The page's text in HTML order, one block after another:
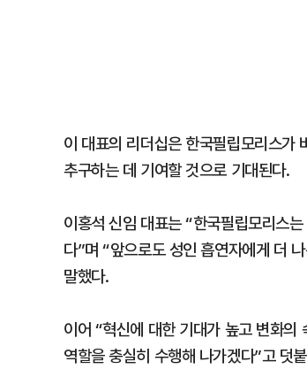
이 대표의 리더십은 한국필립모리스가
추구하는 데 기여할 것으로 기대된다.
이홍석 신임 대표는 “한국필립모리스
다”며 “앞으로도 성인 흡연자에게 더
말했다.
이어 “혁신에 대한 기대가 높고 변화
역할을 충실히 수행해 나가겠다”고 덧